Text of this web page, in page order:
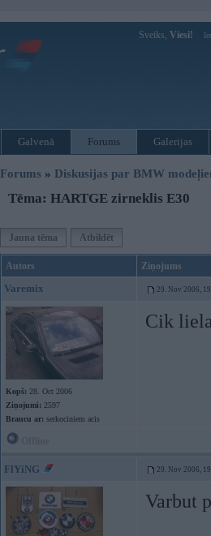
Sveiks, Viesi!
Galvenā Forums Galerijas
Forums » Diskusijas par BMW
Tēma: HARTGE zirneklis E30
Jauna tēma Atbildēt
Autors Ziņojums
Varemix 29. Nov 2006,
Kopš: 28. Oct 2006
Ziņojumi: 2597
Braucu ar: serkociniem acis
Cik
FlYiNG 29. Nov 2006,
Varbut